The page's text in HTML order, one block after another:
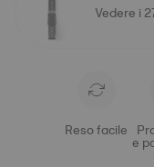
Vedere i
Reso facile
e